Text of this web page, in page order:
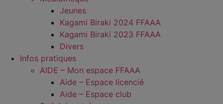
Jeunes
Kagami Biraki 2024 FFAAA
Kagami Biraki 2023 FFAAA
Divers
Infos pratiques
AIDE – Mon espace FFAAA
Aide – Espace licencié
Aide – Espace club